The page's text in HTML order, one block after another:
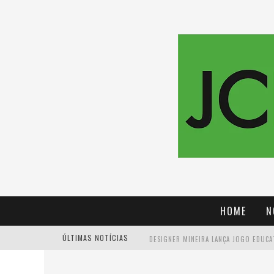
HOME
ÚLTIMAS NOTÍCIAS